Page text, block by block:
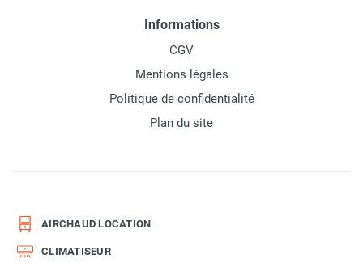
Informations
CGV
Mentions légales
Politique de confidentialité
Plan du site
AIRCHAUD LOCATION
CLIMATISEUR